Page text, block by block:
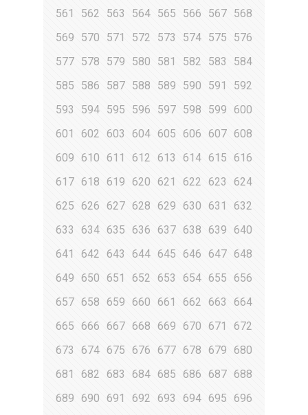
561
562 563 564 565 566 567 568
569
570 571 572 573 574 575
576
577 578 579 580 581 582 583
584
585
586 587 588 589 590 591
592
593
594 595 596 597 598 599
600
601
602 603 604 605 606 607 608
609
610 611 612 613 614 615
616
617 618 619 620 621 622 623
624
625
626 627 628 629 630 631
632
633
634 635 636 637 638 639 640
641
642 643 644 645 646 647 648
649
650 651 652 653 654 655 656
657 658 659 660 661 662 663
664
665
666 667 668 669 670 671
672
673
674 675 676 677 678 679
680
681
682 683 684 685 686 687 688
689
690 691 692 693 694 695
696